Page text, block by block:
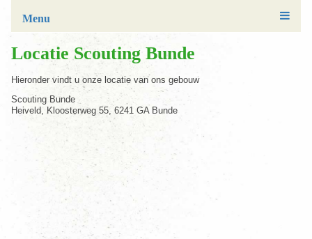
Menu
Locatie Scouting Bunde
Hieronder vindt u onze locatie van ons gebouw
Scouting Bunde
Heiveld, Kloosterweg 55, 6241 GA Bunde